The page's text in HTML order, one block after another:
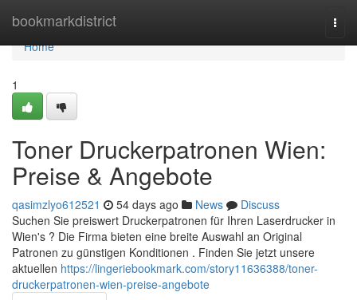
bookmarkdistrict
Home
Home
1
Toner Druckerpatronen Wien:
Preise & Angebote
qasimzlyo612521 54 days ago News
Discuss
Suchen Sie preiswert Druckerpatronen für Ihren Laserdrucker in
Wien's ? Die Firma bieten eine breite Auswahl an Original
Patronen zu günstigen Konditionen . Finden Sie jetzt unsere
aktuellen https://lingeriebookmark.com/story11636388/toner-
druckerpatronen-wien-preise-angebote